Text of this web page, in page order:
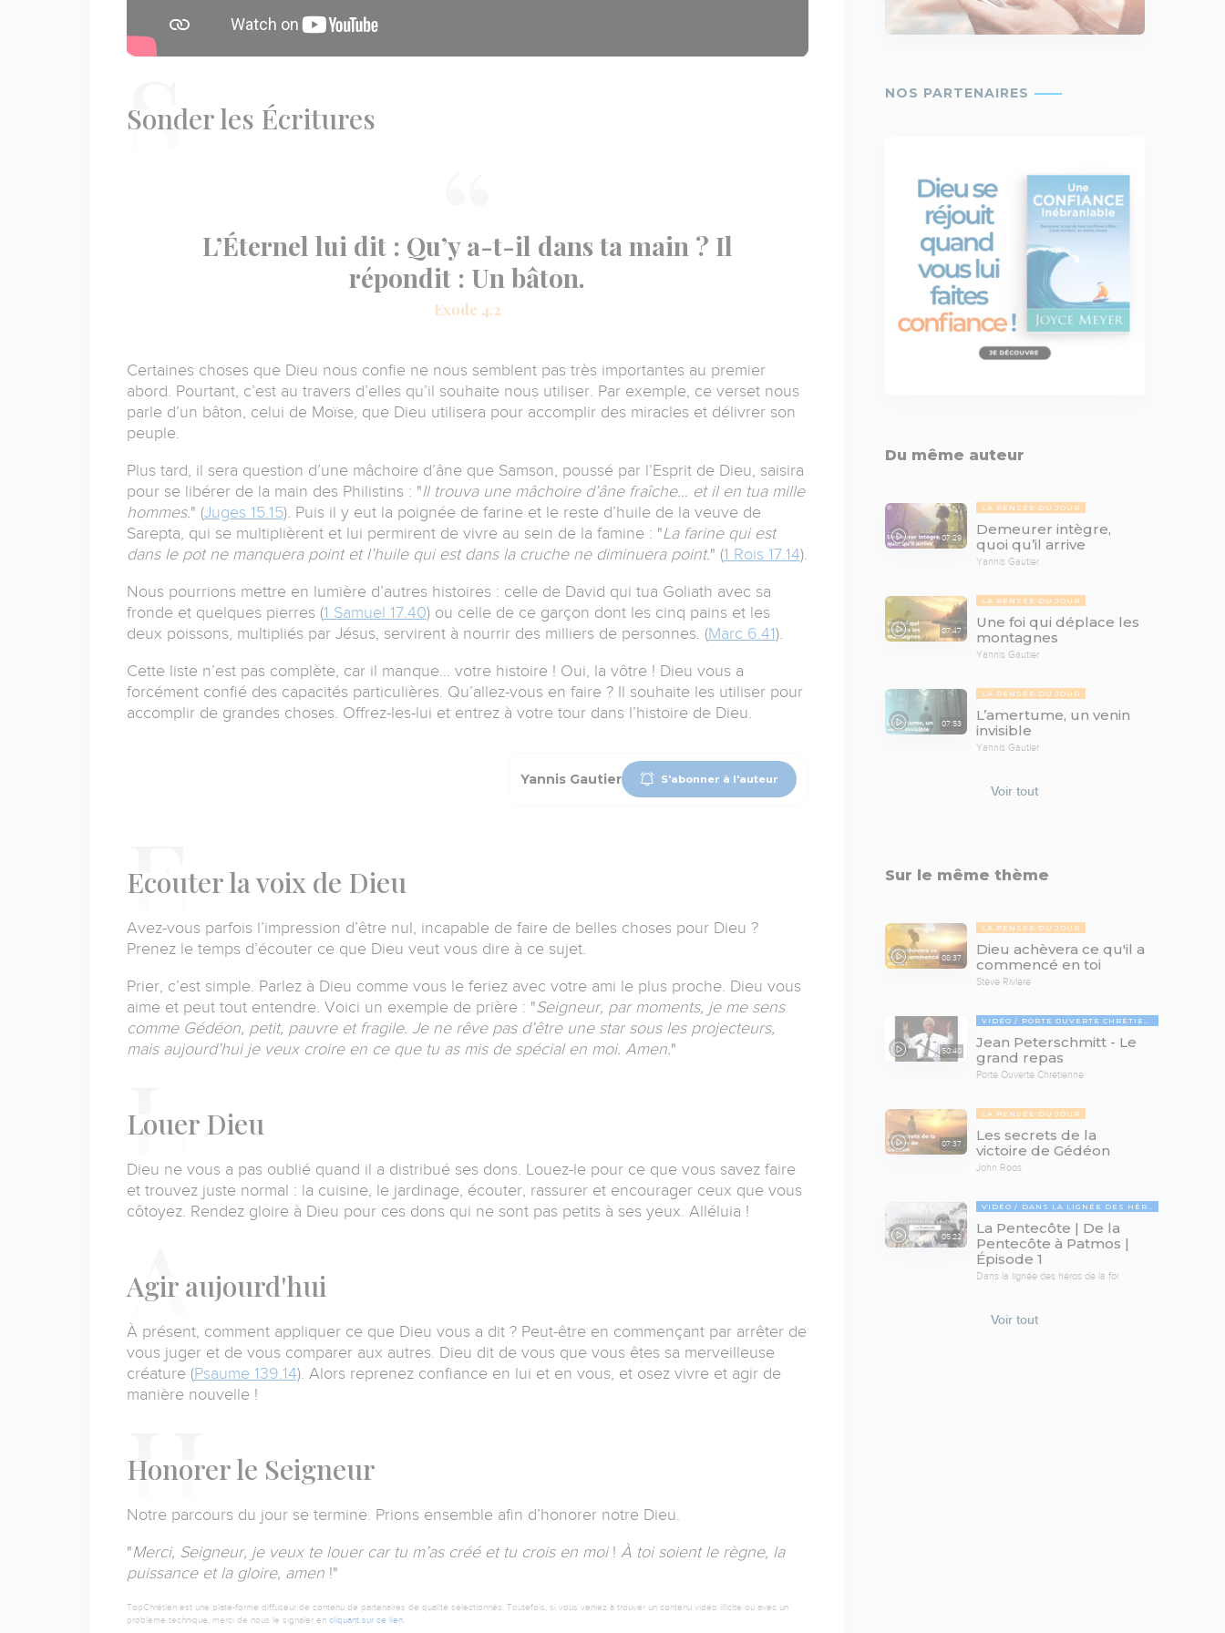
Sonder les Écritures
L’Éternel lui dit : Qu’y a-t-il dans ta main ? Il
répondit : Un bâton.
Exode 4.2
Certaines choses que Dieu nous confie ne nous semblent pas très importantes au premier
abord. Pourtant, c’est au travers d’elles qu’il souhaite nous utiliser. Par exemple, ce verset nous
parle d’un bâton, celui de Moïse, que Dieu utilisera pour accomplir des miracles et délivrer son
peuple.
Plus tard, il sera question d’une mâchoire d’âne que Samson, poussé par l’Esprit de Dieu, saisira
pour se libérer de la main des Philistins : "Il trouva une mâchoire d’âne fraîche… et il en tua mille
hommes." (Juges 15.15). Puis il y eut la poignée de farine et le reste d’huile de la veuve de
Sarepta, qui se multiplièrent et lui permirent de vivre au sein de la famine : "La farine qui est
dans le pot ne manquera point et l’huile qui est dans la cruche ne diminuera point." (1 Rois 17.14).
Nous pourrions mettre en lumière d’autres histoires : celle de David qui tua Goliath avec sa
fronde et quelques pierres (1 Samuel 17.40) ou celle de ce garçon dont les cinq pains et les
deux poissons, multipliés par Jésus, servirent à nourrir des milliers de personnes. (Marc 6.41).
Cette liste n’est pas complète, car il manque… votre histoire ! Oui, la vôtre ! Dieu vous a
forcément confié des capacités particulières. Qu’allez-vous en faire ? Il souhaite les utiliser pour
accomplir de grandes choses. Offrez-les-lui et entrez à votre tour dans l’histoire de Dieu.
Yannis Gautier S'abonner à l'auteur
Ecouter la voix de Dieu
Avez-vous parfois l’impression d’être nul, incapable de faire de belles choses pour Dieu ?
Prenez le temps d’écouter ce que Dieu veut vous dire à ce sujet.
Prier, c’est simple. Parlez à Dieu comme vous le feriez avec votre ami le plus proche. Dieu vous
aime et peut tout entendre. Voici un exemple de prière : "Seigneur, par moments, je me sens
comme Gédéon, petit, pauvre et fragile. Je ne rêve pas d’être une star sous les projecteurs,
mais aujourd’hui je veux croire en ce que tu as mis de spécial en moi. Amen."
Louer Dieu
Dieu ne vous a pas oublié quand il a distribué ses dons. Louez-le pour ce que vous savez faire
et trouvez juste normal : la cuisine, le jardinage, écouter, rassurer et encourager ceux que vous
côtoyez. Rendez gloire à Dieu pour ces dons qui ne sont pas petits à ses yeux. Alléluia !
Agir aujourd'hui
À présent, comment appliquer ce que Dieu vous a dit ? Peut-être en commençant par arrêter de
vous juger et de vous comparer aux autres. Dieu dit de vous que vous êtes sa merveilleuse
créature (Psaume 139.14). Alors reprenez confiance en lui et en vous, et osez vivre et agir de
manière nouvelle !
Honorer le Seigneur
Notre parcours du jour se termine. Prions ensemble afin d’honorer notre Dieu.
"Merci, Seigneur, je veux te louer car tu m’as créé et tu crois en moi ! À toi soient le règne, la
puissance et la gloire, amen !"
TopChrétien est une plate-forme diffuseur de contenu de partenaires de qualité sélectionnés. Toutefois, si vous veniez à trouver un contenu vidéo illicite ou avec un
problème technique, merci de nous le signaler en cliquant sur ce lien.
Du même auteur
07:29
LA PENSÉE DU JOUR
Demeurer intègre,
quoi qu’il arrive
Yannis Gautier
07:47
LA PENSÉE DU JOUR
Une foi qui déplace les
montagnes
Yannis Gautier
07:53
LA PENSÉE DU JOUR
L’amertume, un venin
invisible
Yannis Gautier
Voir tout
Sur le même thème
08:37
LA PENSÉE DU JOUR
Dieu achèvera ce qu'il a
commencé en toi
Stève Rivière
50:40
VIDÉO PORTE OUVERTE CHRÉTIENNE
Jean Peterschmitt - Le
grand repas
Porte Ouverte Chrétienne
07:37
LA PENSÉE DU JOUR
Les secrets de la
victoire de Gédéon
John Roos
05:22
VIDÉO DANS LA LIGNÉE DES HÉROS DE LA FOI
La Pentecôte | De la
Pentecôte à Patmos |
Épisode 1
Dans la lignée des héros de la foi
Voir tout